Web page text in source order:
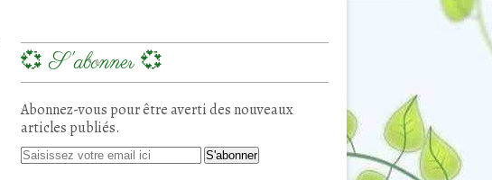
💞 S'abonner 💞
Abonnez-vous pour être averti des nouveaux
articles publiés.